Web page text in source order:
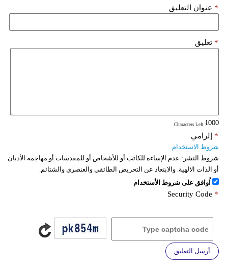
عنوان التعليق *
تعليق *
: Characters Left
إلزامي *
شروط الاستخدام
شروط النشر: عدم الإساءة للكاتب أو للأشخاص أو للمقدسات أو مهاجمة الأديان
أو الذات الالهية. والابتعاد عن التحريض الطائفي والعنصري والشتائم.
اُوافق على شروط الأستخدام
Security Code *
أرسل التعليق